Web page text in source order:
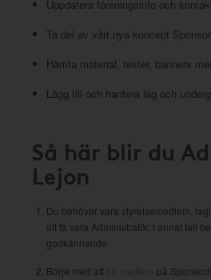
Uppdatera föreningsinfo och
Ta del av vårt nya koncept
Hämta material, texter, banners
Lägg till och hantera lag och
Så här blir du
Lejon
Du behöver vara styrelsemedlem,
att få vara Administratör. I annat fall
godkännande.
Börja med att bli medlem på